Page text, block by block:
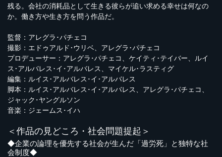
残る。会社の消耗品として生きる彼らが追い求める幸せは何なの
か。働き方や生き方を問う作品だ。
監督：アレグラ･パチェコ
撮影：エドゥアルド･ウリベ、アレグラ･パチェコ
プロデューサー：アレグラ･パチェコ、ケイティ･テイバー、ルイ
ス･アルバレス･イ･アルバレス、マイケル･ラスティグ
編集：ルイス･アルバレス･イ･アルバレス
脚本：ルイス･アルバレス･イ･アルバレス、アレグラ･パチェコ、
ジャック･ヤングルソン
音楽：ジェームス･イハ
＜作品の見どころ・社会問題提起＞
◆企業の論理を優先する社会が生んだ「過労死」と独特な社
会制度◆